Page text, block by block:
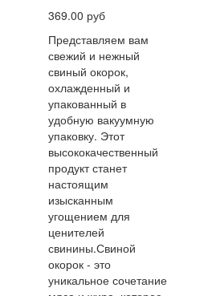
369.00 руб
Представляем вам
свежий и нежный
свиный окорок,
охлажденный и
упакованный в
удобную вакуумную
упаковку. Этот
высококачественный
продукт станет
настоящим
изысканным
угощением для
ценителей
свинины.Свиной
окорок - это
уникальное сочетание